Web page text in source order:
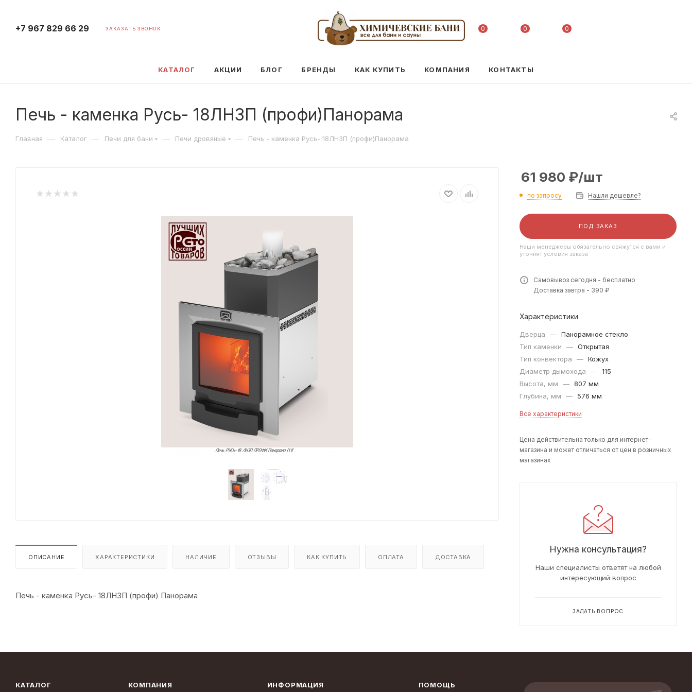
+7 967 829 66 29 ЗАКАЗАТЬ ЗВОНОК 0 0 0
КАТАЛОГ АКЦИИ БЛОГ БРЕНДЫ КАК КУПИТЬ КОМПАНИЯ КОНТАКТЫ
Печь - каменка Русь- 18ЛНЗП (профи)Панорама
Главная — Каталог — Печи для бани — Печи дровяные — Печь - каменка Русь- 18ЛНЗП (профи)Панорама
ОПИСАНИЕ ХАРАКТЕРИСТИКИ НАЛИЧИЕ ОТЗЫВЫ КАК КУПИТЬ ОПЛАТА ДОСТАВКА
Печь - каменка Русь- 18ЛНЗП (профи) Панорама
61 980 ₽/шт
по запросу Нашли дешевле?
ПОД ЗАКАЗ
Наши менеджеры обязательно свяжутся с вами и
уточнят условия заказа
Самовывоз сегодня - бесплатно
Доставка завтра - 390 ₽
Характеристики
Дверца — Панорамное стекло
Тип каменки
— Открытая
Тип конвектора
— Кожух
Диаметр дымохода
— 115
Высота, мм
— 807 мм
Глубина, мм
— 576 мм
Все характеристики
Цена действительна только для интернет-
магазина и может отличаться от цен в розничных
магазинах
Нужна консультация?
Наши специалисты ответят на любой
интересующий вопрос
ЗАДАТЬ ВОПРОС
КАТАЛОГ КОМПАНИЯ ИНФОРМАЦИЯ ПОМОЩЬ